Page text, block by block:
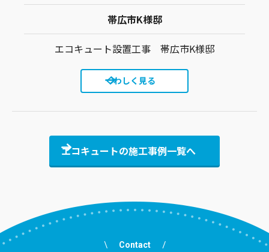
帯広市K様邸
エコキュート設置工事 帯広市K様邸
くわしく見る
エコキュートの施工事例一覧へ
Contact